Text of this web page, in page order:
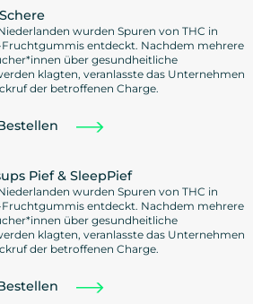
wurden Spuren von THC in
entdeckt. Nachdem mehrere
über gesundheitliche
klagten, veranlasste das Unternehmen
der betroffenen Charge.
Pief & SleepPief
wurden Spuren von THC in
entdeckt. Nachdem mehrere
über gesundheitliche
klagten, veranlasste das Unternehmen
der betroffenen Charge.